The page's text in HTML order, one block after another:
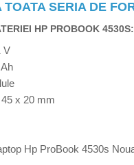
SERIA DE
HP PROBOOK 4530S:
V
x 20 mm
Hp ProBook 4530s